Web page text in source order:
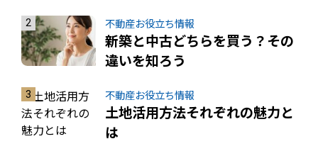
不動産お役立ち情報
新築と中古どちらを買う？その
違いを知ろう
不動産お役立ち情報
土地活用方法それぞれの魅力と
は